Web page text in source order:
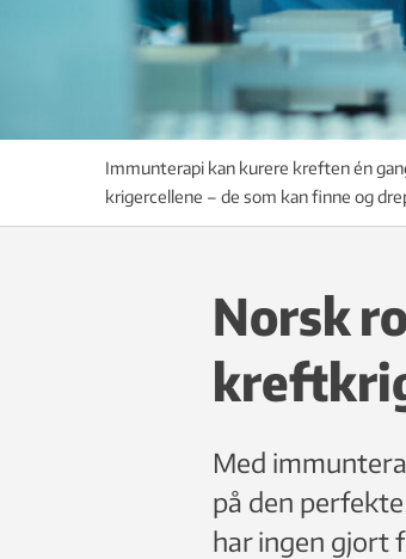
Immunterapi kan kurere kreften én
krigercellene – de som kan finne og
Norsk
Med
på den
har ingen gjort